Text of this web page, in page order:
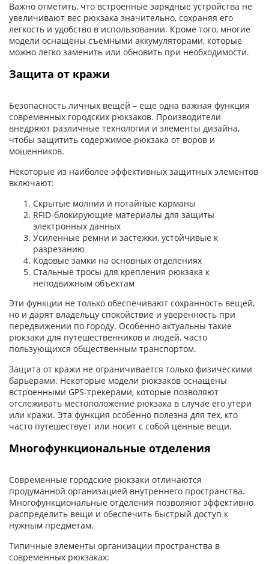
Важно отметить, что встроенные зарядные устройства не
увеличивают вес рюкзака значительно, сохраняя его
легкость и удобство в использовании. Кроме того, многие
модели оснащены съемными аккумуляторами, которые
можно легко заменить или обновить при необходимости.
Защита от кражи
Безопасность личных вещей – еще одна важная функция
современных городских рюкзаков. Производители
внедряют различные технологии и элементы дизайна,
чтобы защитить содержимое рюкзака от воров и
мошенников.
Некоторые из наиболее эффективных защитных элементов
включают:
Скрытые молнии и потайные карманы
RFID-блокирующие материалы для защиты
электронных данных
Усиленные ремни и застежки, устойчивые к
разрезанию
Кодовые замки на основных отделениях
Стальные тросы для крепления рюкзака к
неподвижным объектам
Эти функции не только обеспечивают сохранность вещей,
но и дарят владельцу спокойствие и уверенность при
передвижении по городу. Особенно актуальны такие
рюкзаки для путешественников и людей, часто
пользующихся общественным транспортом.
Защита от кражи не ограничивается только физическими
барьерами. Некоторые модели рюкзаков оснащены
встроенными GPS-трекерами, которые позволяют
отслеживать местоположение рюкзака в случае его утери
или кражи. Эта функция особенно полезна для тех, кто
часто путешествует или носит с собой ценные вещи.
Многофункциональные отделения
Современные городские рюкзаки отличаются
продуманной организацией внутреннего пространства.
Многофункциональные отделения позволяют эффективно
распределить вещи и обеспечить быстрый доступ к
нужным предметам.
Типичные элементы организации пространства в
современных рюкзаках: